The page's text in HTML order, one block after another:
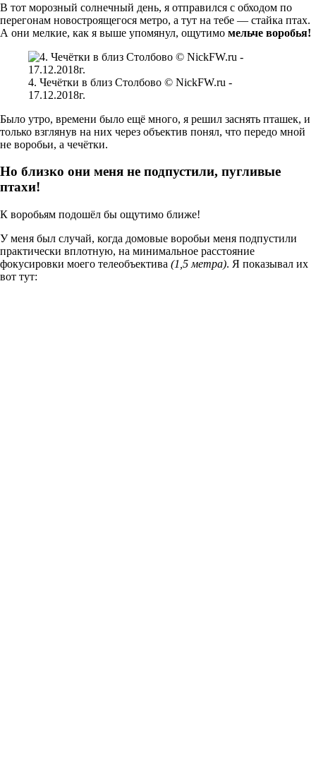
В тот морозный солнечный день, я отправился с обходом по
перегонам новостроящегося метро, а тут на тебе — стайка птах.
А они мелкие, как я выше упомянул, ощутимо мельче воробья!
4. Чечётки в близ Столбово © NickFW.ru -
17.12.2018г.
Было утро, времени было ещё много, я решил заснять пташек, и
только взглянув на них через объектив понял, что передо мной
не воробьи, а чечётки.
Но близко они меня не подпустили, пугливые
птахи!
К воробьям подошёл бы ощутимо ближе!
У меня был случай, когда домовые воробьи меня подпустили
практически вплотную, на минимальное расстояние
фокусировки моего телеобъектива (1,5 метра). Я показывал их
вот тут: